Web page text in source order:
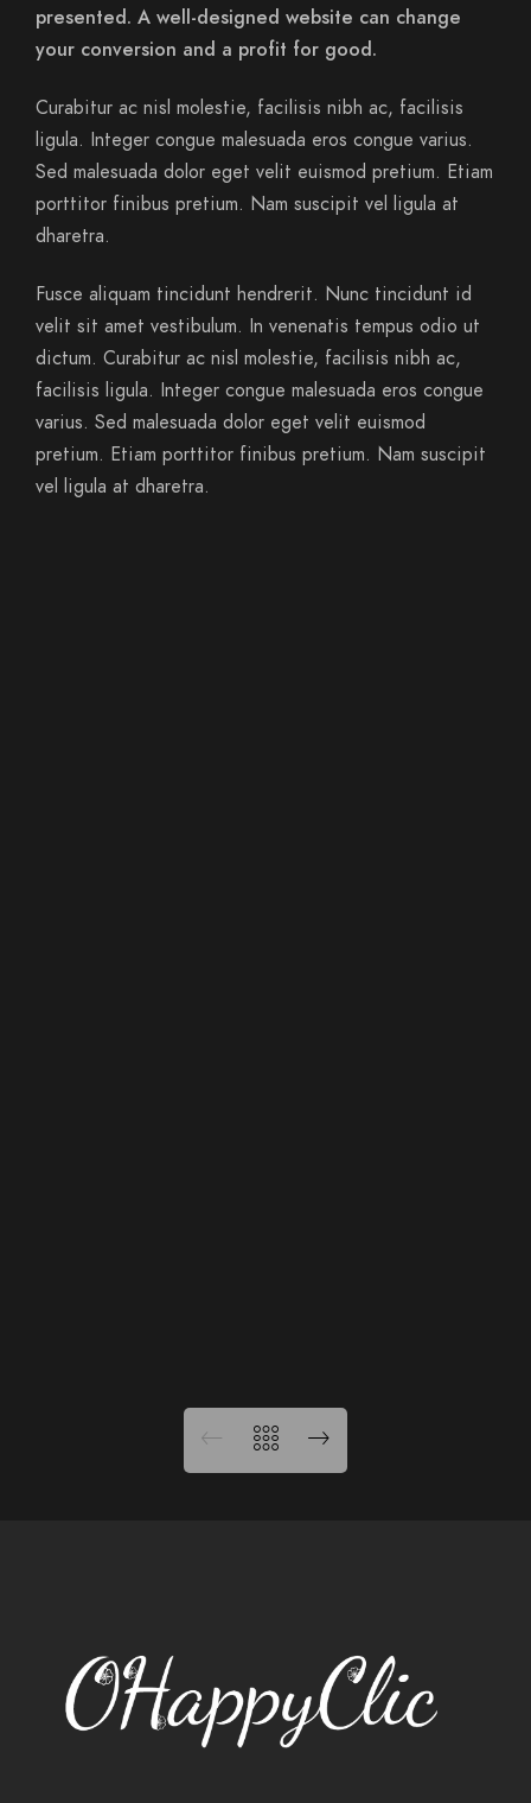
presented. A well-designed website can change
your conversion and a profit for good.
Curabitur ac nisl molestie, facilisis nibh ac, facilisis
ligula. Integer congue malesuada eros congue varius.
Sed malesuada dolor eget velit euismod pretium. Etiam
porttitor finibus pretium. Nam suscipit vel ligula at
dharetra.
Fusce aliquam tincidunt hendrerit. Nunc tincidunt id
velit sit amet vestibulum. In venenatis tempus odio ut
dictum. Curabitur ac nisl molestie, facilisis nibh ac,
facilisis ligula. Integer congue malesuada eros congue
varius. Sed malesuada dolor eget velit euismod
pretium. Etiam porttitor finibus pretium. Nam suscipit
vel ligula at dharetra.